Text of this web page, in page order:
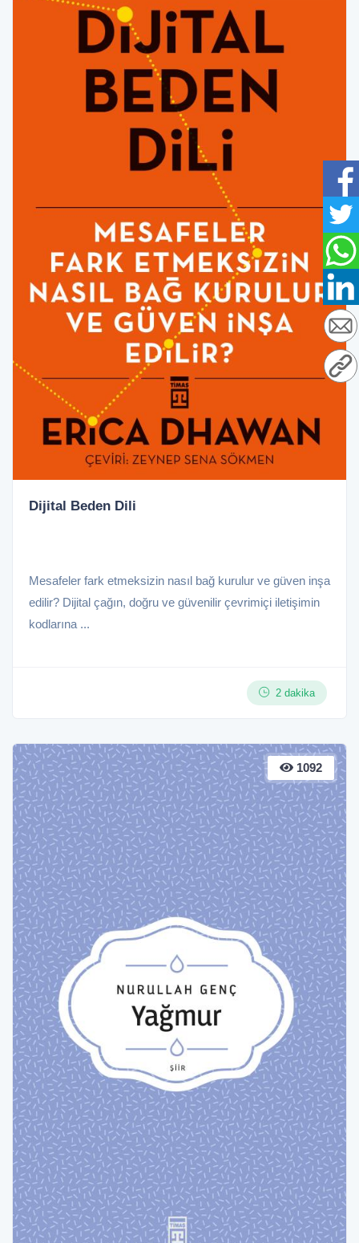
Dijital Beden Dili
Mesafeler fark etmeksizin nasıl bağ kurulur ve güven inşa
edilir? Dijital çağın, doğru ve güvenilir çevrimiçi iletişimin
kodlarına ...
2 dakika
1092